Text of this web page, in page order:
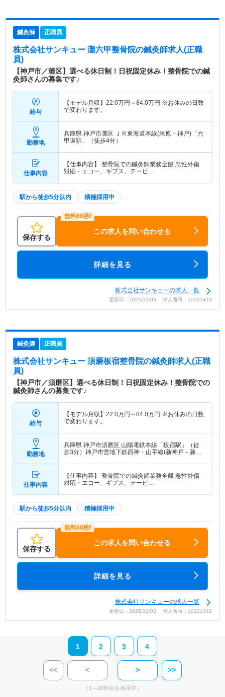
鍼灸師 正職員
株式会社サンキュー 灘六甲整骨院の鍼灸師求人(正職
員)
【神戸市／灘区】選べる休日制！日祝固定休み！整骨院での鍼
灸師さんの募集です♪
給与
【モデル月収】 22.0万円～84.0万円 ※お休みの日数
で変わります。
勤務地
兵庫県 神戸市灘区 ＪＲ東海道本線(米原－神戸)「六
甲道駅」（徒歩4分）
仕事内容
【仕事内容】 整骨院での鍼灸師業務全般 急性外傷
対応・エコー、ギプス、テーピ…
駅から徒歩5分以内 積極採用中
保存する
この求人を問い合わせる
詳細を見る
株式会社サンキューの求人一覧
更新日：2025/11/03 求人番号：10201419
鍼灸師 正職員
株式会社サンキュー 須磨板宿整骨院の鍼灸師求人(正職
員)
【神戸市／須磨区】選べる休日制！日祝固定休み！整骨院での
鍼灸師さんの募集です♪
給与
【モデル月収】 22.0万円～84.0万円 ※お休みの日数
で変わります。
勤務地
兵庫県 神戸市須磨区 山陽電鉄本線「板宿駅」（徒
歩3分）神戸市営地下鉄西神・山手線(新神戸－新長
仕事内容
【仕事内容】 整骨院での鍼灸師業務全般 急性外傷
対応・エコー、ギプス、テーピ…
駅から徒歩5分以内 積極採用中
保存する
この求人を問い合わせる
詳細を見る
株式会社サンキューの求人一覧
更新日：2025/11/03 求人番号：10201418
1 2 3 4
<< < > >>
（1～20件目を表示中）